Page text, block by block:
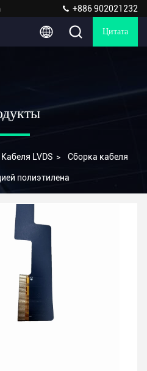
+886 902021232
Цитата
LVDS > Сборка кабеля
полиэтилена